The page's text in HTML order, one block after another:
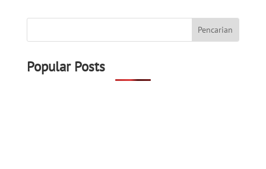
Popular Posts